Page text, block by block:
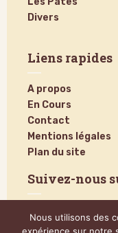
Divers
Liens rapides
A propos
En Cours
Contact
Mentions légales
Plan du site
Suivez-nous
Nous utilisons des